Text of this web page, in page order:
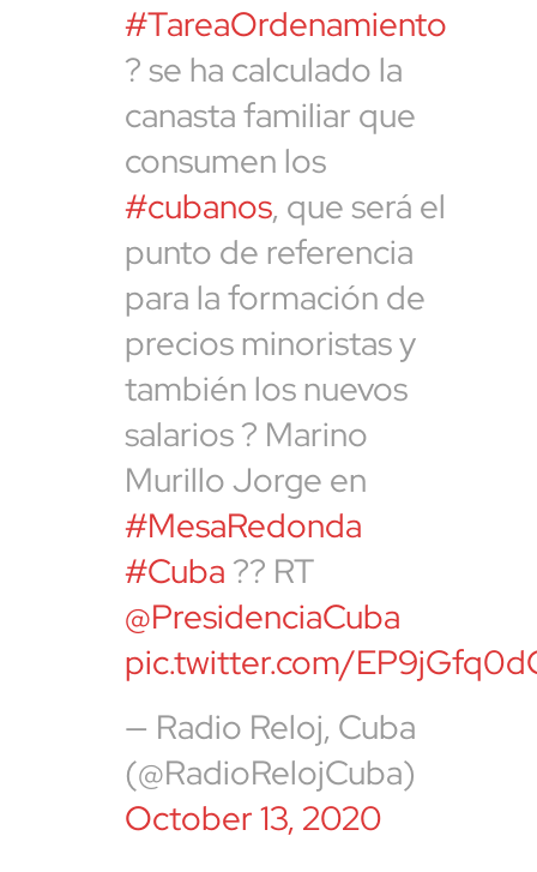
#TareaOrdenamiento
? se ha calculado la
canasta familiar que
consumen los
#cubanos, que será el
punto de referencia
para la formación de
precios minoristas y
también los nuevos
salarios ? Marino
Murillo Jorge en
#MesaRedonda
#Cuba ?? RT
@PresidenciaCuba
pic.twitter.com/
— Radio Reloj, Cuba
(@RadioRelojCuba)
October 13, 2020